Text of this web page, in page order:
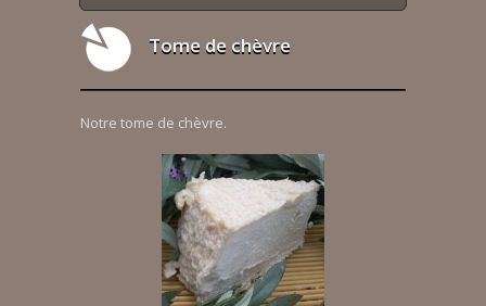
Tome de chèvre
Notre tome de chèvre.